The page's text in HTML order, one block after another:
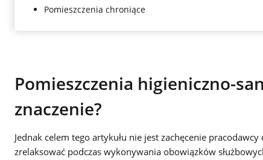
Pomieszczenia chroniące
Pomieszczenia higieniczno-
znaczenie?
Jednak celem tego artykułu nie jest zachęcenie
zrelaksować podczas wykonywania obowiązków